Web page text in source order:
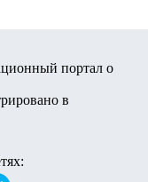
портал о
в